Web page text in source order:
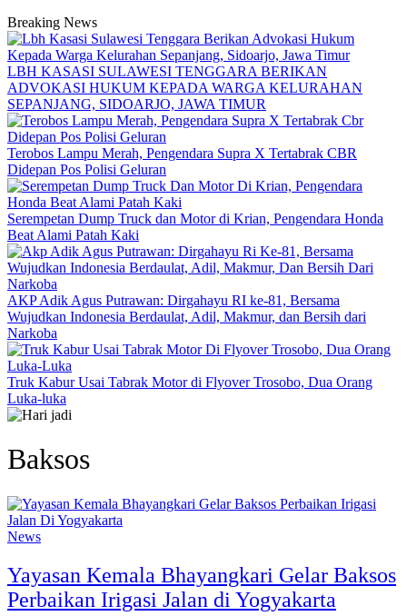
Breaking News
LBH KASASI SULAWESI TENGGARA BERIKAN
ADVOKASI HUKUM KEPADA WARGA KELURAHAN
SEPANJANG, SIDOARJO, JAWA TIMUR
Terobos Lampu Merah, Pengendara Supra X Tertabrak CBR
Didepan Pos Polisi Geluran
Serempetan Dump Truck dan Motor di Krian, Pengendara Honda
Beat Alami Patah Kaki
AKP Adik Agus Putrawan: Dirgahayu RI ke-81, Bersama
Wujudkan Indonesia Berdaulat, Adil, Makmur, dan Bersih dari
Narkoba
Truk Kabur Usai Tabrak Motor di Flyover Trosobo, Dua Orang
Luka-luka
Baksos
News
Yayasan Kemala Bhayangkari Gelar Baksos
Perbaikan Irigasi Jalan di Yogyakarta